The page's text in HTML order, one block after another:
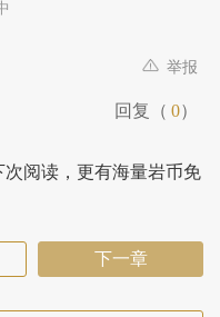
举报
回复（ 0）
次阅读，更有海量岩币免
下一章